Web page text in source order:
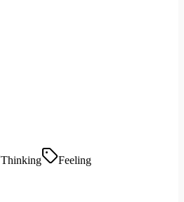
Thinking Feeling